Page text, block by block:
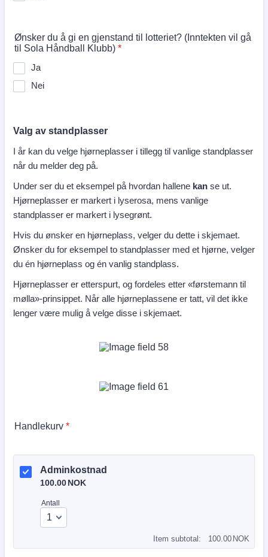
Ønsker du å gi en gjenstand til lotteriet? (Inntekten vil gå
til Sola Håndball Klubb) *
Ja
Nei
Valg av standplasser
I år kan du velge hjørneplasser i tillegg til vanlige standplasser
når du melder deg på.
Under ser du et eksempel på hvordan hallene kan se ut.
Hjørneplasser er markert i lyserosa, mens vanlige
standplasser er markert i lysegrønt.
Hvis du ønsker en hjørneplass, velger du dette i skjemaet.
Ønsker du for eksempel to standplasser med et hjørne, velger
du én hjørneplass og én vanlig standplass.
Hjørneplasser er etterspurt, og fordeles etter «førstemann til
mølla»-prinsippet. Når alle hjørneplassene er tatt, vil det ikke
lenger være mulig å velge disse i skjemaet.
Handlekurv *
Adminkostnad
100.00 NOK
100.00NOK
Antall
Item subtotal: 0.00 NOK
100.00 NOK